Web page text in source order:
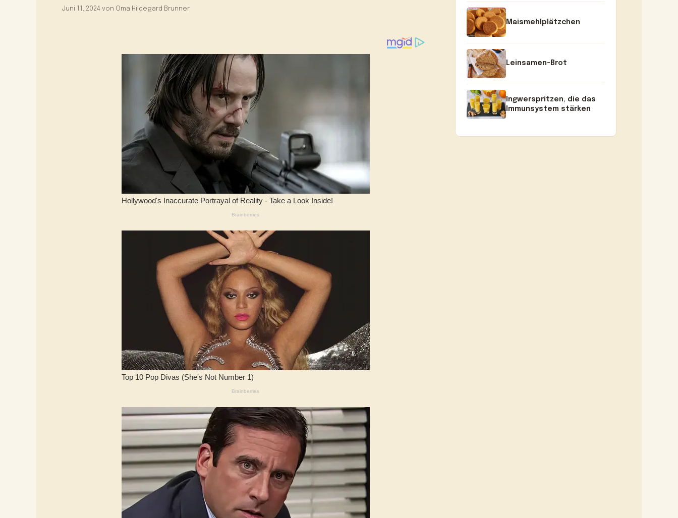
Juni 11, 2024 von Oma Hildegard Brunner
Maismehlplätzchen
Leinsamen-Brot
Ingwerspritzen, die das
Immunsystem stärken